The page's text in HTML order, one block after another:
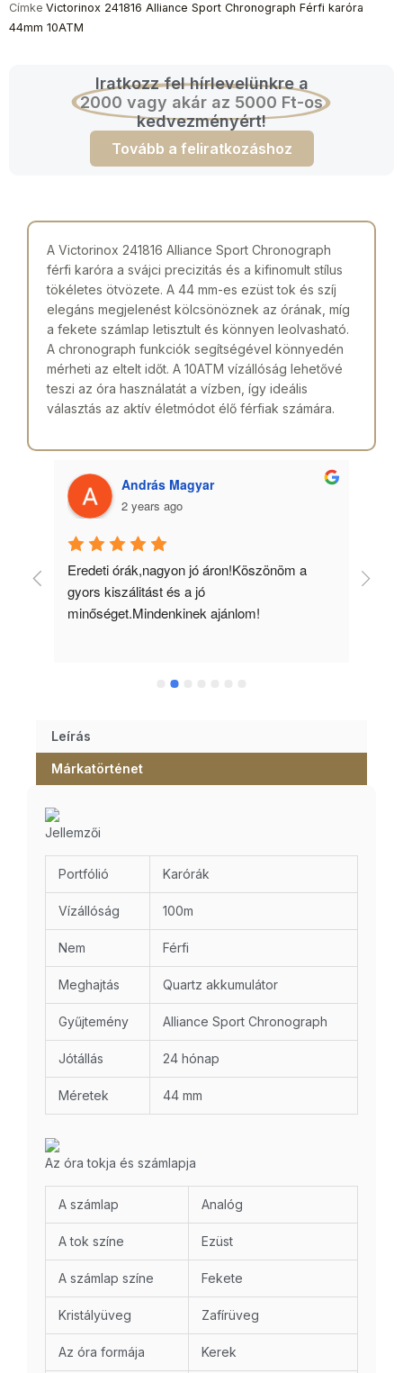
Címke Victorinox 241816 Alliance Sport Chronograph Férfi karóra
44mm 10ATM
Iratkozz fel hírlevelünkre a
2000 vagy akár az 5000 Ft-os
kedvezményért!
Tovább a feliratkozáshoz
A Victorinox 241816 Alliance Sport Chronograph
férfi karóra a svájci precizitás és a kifinomult stílus
tökéletes ötvözete. A 44 mm-es ezüst tok és szíj
elegáns megjelenést kölcsönöznek az órának, míg
a fekete számlap letisztult és könnyen leolvasható.
A chronograph funkciók segítségével könnyedén
mérheti az eltelt időt. A 10ATM vízállóság lehetővé
teszi az óra használatát a vízben, így ideális
választás az aktív életmódot élő férfiak számára.
András Magyar
2 years ago
Eredeti órák,nagyon jó áron!Köszönöm a
gyors kiszálitást és a jó
minőséget.Mindenkinek ajánlom!
Leírás
Márkatörténet
Jellemzői
Portfólió Karórák
Vízállóság 100m
Nem Férfi
Meghajtás Quartz akkumulátor
Gyűjtemény Alliance Sport Chronograph
Jótállás 24 hónap
Méretek 44 mm
Az óra tokja és számlapja
A számlap Analóg
A tok színe Ezüst
A számlap színe Fekete
Kristályüveg Zafírüveg
Az óra formája Kerek